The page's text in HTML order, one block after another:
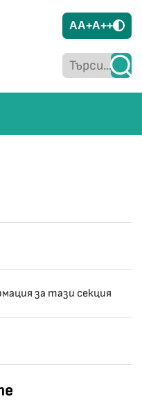
AA+A++
за тази секция